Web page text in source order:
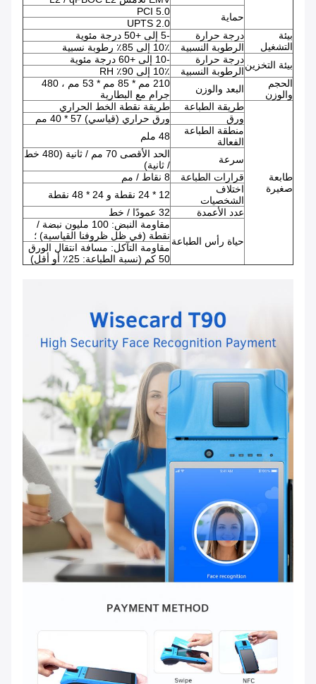
حماية
PCI 5.0
UPTS 2.0
بيئة
التشغيل
درجة حرارة
-5 إلى +50 درجة مئوية
الرطوبة النسبية
10٪ إلى 85٪ رطوبة نسبية
بيئة التخزيندرجة حرارة
-10 إلى +60 درجة مئوية
الرطوبة النسبية
10٪ إلى 90٪ RH
الحجم
والوزن
البعد والوزن
210 مم * 85 مم * 53 مم ، 480
جرام مع البطارية
طابعة
صغيرة
طريقة الطباعة
طريقة نقطة الخط الحراري
ورق
ورق حراري (قياسي) 57 * 40 مم
منطقة الطباعة
الفعالة
48 ملم
سرعة
الحد الأقصى 70 مم / ثانية (480 خط
/ ثانية)
قرارات الطباعة
8 نقاط / مم
اختلاف
الشخصيات
12 * 24 نقطة و 24 * 48 نقطة
عدد الأعمدة
32 عمودًا / خط
حياة رأس الطباعة
مقاومة النبض: 100 مليون نبضة /
نقطة (في ظل ظروفنا القياسية) ؛
مقاومة التآكل: مسافة انتقال الورق
50 كم (نسبة الطباعة: 25٪ أو أقل)